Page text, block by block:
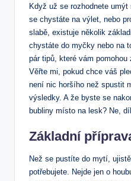
Když už se rozhodnete
se chystáte na výlet, nebo
slabě, existuje několik
chystáte do myčky nebo na
pár tipů, které vám
Věřte mi, pokud chce váš
není nic horšího než spustit
výsledky. A že byste se
bubliny místo na lesk? Ne,
Základní
Než se pustíte do mytí,
potřebujete. Nejde jen o